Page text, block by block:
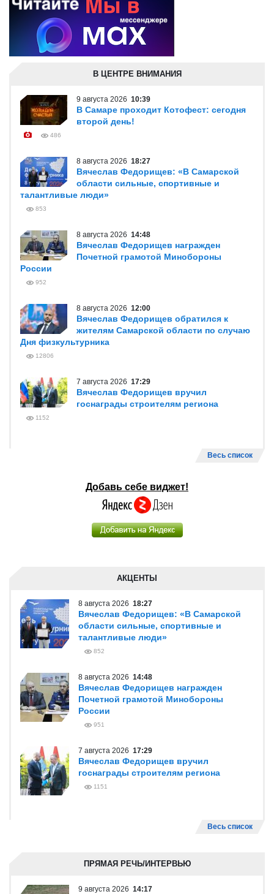
В ЦЕНТРЕ ВНИМАНИЯ
9 августа 2026 10:39
В Самаре проходит Котофест: сегодня
второй день!
486
8 августа 2026 18:27
Вячеслав Федорищев: «В Самарской
области сильные, спортивные и
талантливые люди»
853
8 августа 2026 14:48
Вячеслав Федорищев награжден
Почетной грамотой Минобороны
России
952
8 августа 2026 12:00
Вячеслав Федорищев обратился к
жителям Самарской области по случаю
Дня физкультурника
12806
7 августа 2026 17:29
Вячеслав Федорищев вручил
госнаграды строителям региона
1152
Весь список
Добавь себе виджет!
АКЦЕНТЫ
8 августа 2026 18:27
Вячеслав Федорищев: «В Самарской
области сильные, спортивные и
талантливые люди»
852
8 августа 2026 14:48
Вячеслав Федорищев награжден
Почетной грамотой Минобороны
России
951
7 августа 2026 17:29
Вячеслав Федорищев вручил
госнаграды строителям региона
1151
Весь список
ПРЯМАЯ РЕЧЬ/ИНТЕРВЬЮ
9 августа 2026 14:17